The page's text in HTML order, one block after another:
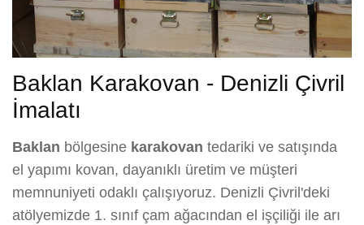
Baklan Karakovan - Denizli Çivril
İmalatı
Baklan bölgesine karakovan tedariki ve satışında
el yapımı kovan, dayanıklı üretim ve müşteri
memnuniyeti odaklı çalışıyoruz. Denizli Çivril'deki
atölyemizde 1. sınıf çam ağacından el işçiliği ile arı